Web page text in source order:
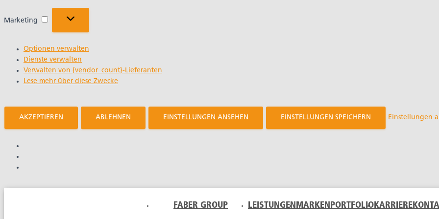
Marketing
Marketing
Optionen verwalten
Dienste verwalten
Verwalten von {vendor_count}-Lieferanten
Lese mehr über diese Zwecke
AKZEPTIEREN ABLEHNEN EINSTELLUNGEN ANSEHEN EINSTELLUNGEN SPEICHERN Einstellungen
FABER GROUP LEISTUNGEN MARKENPORTFOLIO KARRIERE